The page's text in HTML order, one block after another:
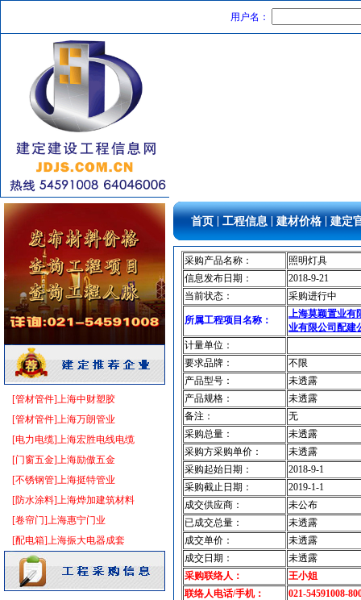
用户名：
[管材管件]上海中财塑胶
[管材管件]上海万朗管业
[电力电缆]上海宏胜电线电缆
[门窗五金]上海励傲五金
[不锈钢管]上海挺特管业
[防水涂料]上海烨加建筑材料
[卷帘门]上海惠宁门业
[配电箱]上海振大电器成套
电器开关 [采购中]
火灾自动报警系统 [采购中]
照明灯具 [采购中]
消防稳压泵 [采购中]
电气控制开关 [采购中]
给排水阀门 [采购中]
防雷接地 [采购中]
油漆涂料 [采购中]
电线电缆 [采购中]
高压电器 [采购中]
照明器材 [采购中]
给排水系统 [采购中]
加气混凝土砌块 [采购中]
建筑材料 [采购中]
阀门组件室外排水 [采购中]
外墙装饰 [采购中]
防水防腐 [采购中]
绿化苗木 [采购中]
PVC窗帘 [采购中]
给排水管件 [采购中]
筒灯 [采购中]
光源灯具 [采购中]
二头隔栅射灯 [采购中]
外墙装饰 [采购中]
防雷接地 [采购中]
防雷接地 [采购中]
管材管件 [采购中]
首页 工程信息 建材价格 建定
采购产品名称：
照明灯具
信息发布日期：
2018-9-21
当前状态：
采购进行中
所属工程项目名称：
上海莫颖置业有
业有限公司配建
计量单位：
要求品牌：
不限
产品型号：
未透露
产品规格：
未透露
备注：
无
采购总量：
未透露
采购方采购单价：
未透露
采购起始日期：
2018-9-1
采购截止日期：
2019-1-1
成交供应商：
未公布
已成交总量：
未透露
成交单价：
未透露
成交日期：
未透露
采购联络人：
王小姐
联络人电话/手机：
021-54591008-